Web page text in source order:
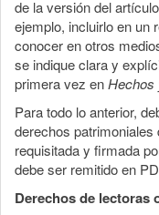
de la versión del
ejemplo, incluirlo en un
conocer en otros
se indique clara y
primera vez enHechos
Para todo lo anterior,
derechos patrimoniales
requisitada y firmada
debe ser remitido en
Derechos de lectoras